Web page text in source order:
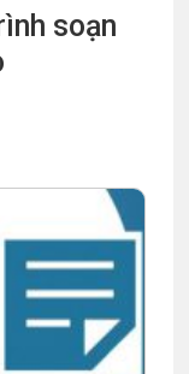
soạn